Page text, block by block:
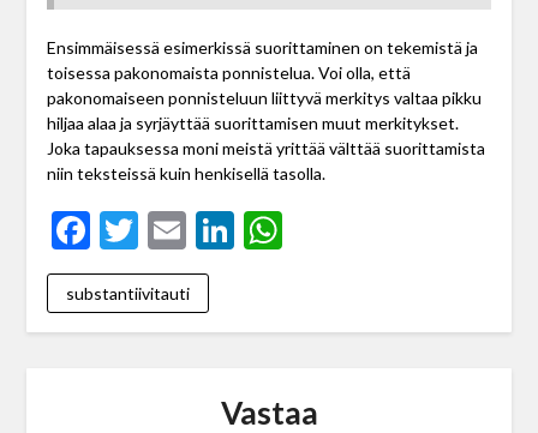
Ensimmäisessä esimerkissä suorittaminen on tekemistä ja
toisessa pakonomaista ponnistelua. Voi olla, että
pakonomaiseen ponnisteluun liittyvä merkitys valtaa pikku
hiljaa alaa ja syrjäyttää suorittamisen muut merkitykset.
Joka tapauksessa moni meistä yrittää välttää suorittamista
niin teksteissä kuin henkisellä tasolla.
Facebook
Twitter
EmailLinkedIn
WhatsApp
substantiivitauti
Vastaa